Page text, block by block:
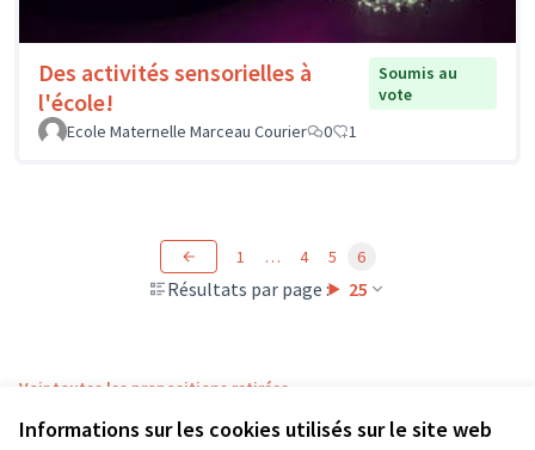
Informations sur les cookies utilisés sur le site web
Des activités sensorielles à
l'école!
Soumis au
vote
Ecole Maternelle Marceau Courier
0 1
Résultats par page : 25
1 … 4 5 6
Voir toutes les propositions retirées